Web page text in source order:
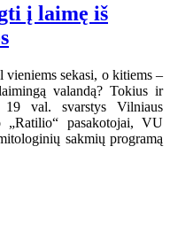
į laimę iš
sekasi, o kitiems –
valandą? Tokius ir
19 val. svarstys Vilniaus
pasakotojai, VU
sakmių programą